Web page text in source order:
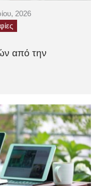
2026
από την